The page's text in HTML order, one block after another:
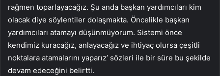
rağmen toparlayacağız. Şu anda başkan yardımcıları kim
olacak diye söylentiler dolaşmakta. Öncelikle başkan
yardımcıları atamayı düşünmüyorum. Sistemi önce
kendimiz kuracağız, anlayacağız ve ihtiyaç olursa çeşitli
noktalara atamalarını yaparız’ sözleri ile bir süre bu şekilde
devam edeceğini belirtti.